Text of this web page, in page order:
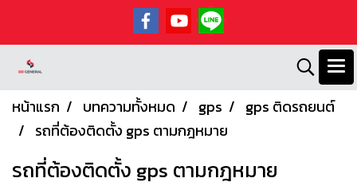
หน้าแรก บทความทั้งหมด gps
gps ติดรถยนต์
รถที่ต้องติดตั้ง gps ตามกฎหมาย
รถที่ต้องติดตั้ง gps ตามกฎหมาย